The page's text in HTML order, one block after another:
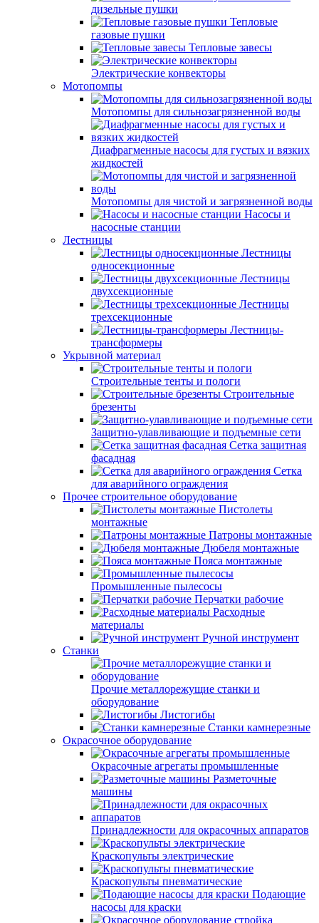
дизельные пушки
Тепловые
газовые пушки
Тепловые завесы
Электрические конвекторы
Мотопомпы
Мотопомпы для сильнозагрязненной воды
Диафрагменные насосы для густых и вязких
жидкостей
Мотопомпы для чистой и загрязненной воды
Насосы и
насосные станции
Лестницы
Лестницы
односекционные
Лестницы
двухсекционные
Лестницы
трехсекционные
Лестницы-
трансформеры
Укрывной материал
Строительные тенты и пологи
Строительные
брезенты
Защитно-улавливающие и подъемные сети
Сетка защитная
фасадная
Сетка
для аварийного ограждения
Прочее строительное оборудование
Пистолеты
монтажные
Патроны монтажные
Дюбеля монтажные
Пояса монтажные
Промышленные пылесосы
Перчатки рабочие
Расходные
материалы
Ручной инструмент
Станки
Прочие металлорежущие станки и
оборудование
Листогибы
Станки камнерезные
Окрасочное оборудование
Окрасочные агрегаты промышленные
Разметочные
машины
Принадлежности для окрасочных аппаратов
Краскопульты электрические
Краскопульты пневматические
Подающие
насосы для краски